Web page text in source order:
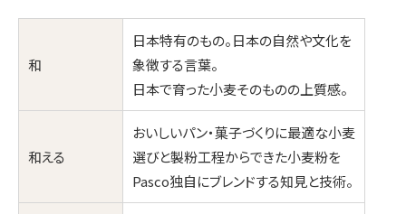
和
日本特有のもの。日本の自然や文化を
象徴する言葉。
日本で育った小麦そのものの上質感。
和える
おいしいパン・菓子づくりに最適な小麦
選びと製粉工程からできた小麦粉を
Pasco独自にブレンドする知見と技術。